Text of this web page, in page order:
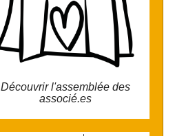
Découvrir l'assemblée des
associé.es
contribuent à la stratégie et à la vie
démocratique de l'entreprise.